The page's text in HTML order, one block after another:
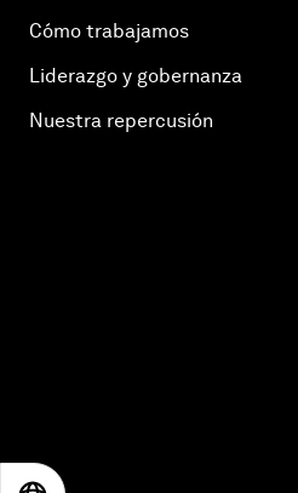
Cómo trabajamos
Liderazgo y gobernanza
Nuestra repercusión